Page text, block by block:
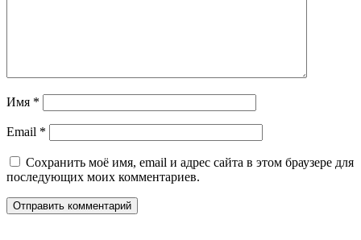
Имя *
Email *
Сохранить моё имя, email и адрес сайта в этом браузере для
последующих моих комментариев.